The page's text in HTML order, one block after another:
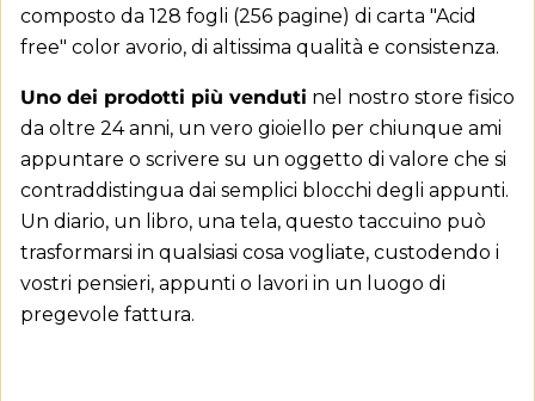
add_circle_outline Crea nuova lista
Annulla Crea lista dei desideri
Annulla Accedi
composto da 128 fogli (256 pagine) di carta "Acid
free" color avorio, di altissima qualità e consistenza.
Uno dei prodotti più venduti nel nostro store fisico
da oltre 24 anni, un vero gioiello per chiunque ami
appuntare o scrivere su un oggetto di valore che si
contraddistingua dai semplici blocchi degli appunti.
Un diario, un libro, una tela, questo taccuino può
trasformarsi in qualsiasi cosa vogliate, custodendo i
vostri pensieri, appunti o lavori in un luogo di
pregevole fattura.